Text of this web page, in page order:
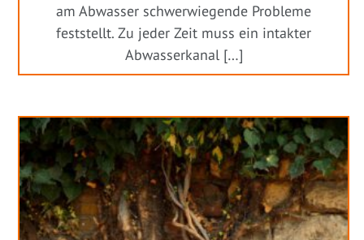
am Abwasser schwerwiegende Probleme
feststellt. Zu jeder Zeit muss ein intakter
Abwasserkanal […]